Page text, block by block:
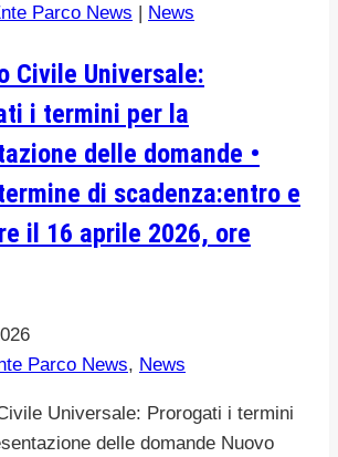
INCENDI
2021
Parco News | News
Civile Universale:
i termini per la
delle domande •
di scadenza:entro e
il 16 aprile 2026, ore
Parco News, News
Universale: Prorogati i termini
delle domande Nuovo